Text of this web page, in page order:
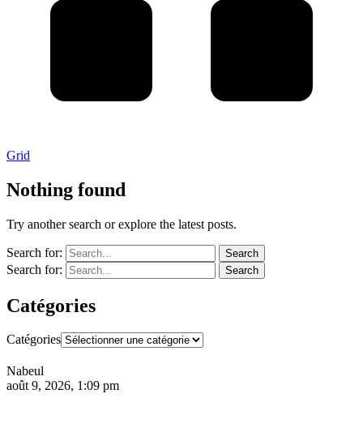
Grid
Nothing found
Try another search or explore the latest posts.
Search for: Search
Search for: Search
Catégories
Catégories
Nabeul
août 9, 2026, 1:09 pm